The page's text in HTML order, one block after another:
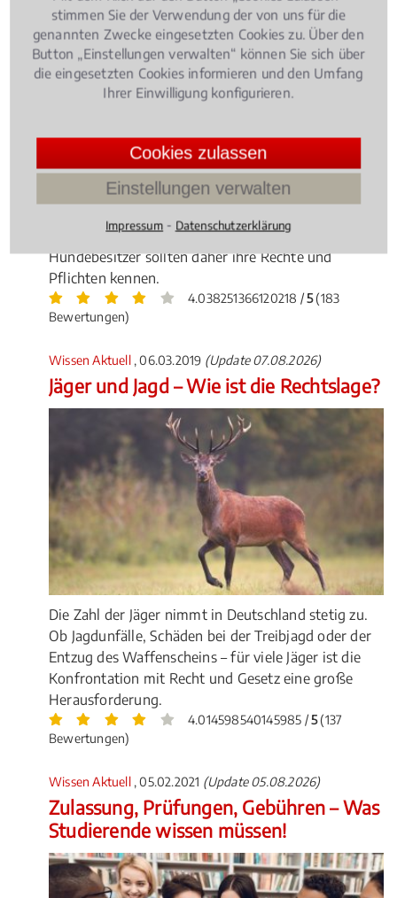
Ein Hund ist für viele Menschen nicht einfach nur
ein Haustier, er ist ein bester Freund und
Weggefährte. Ob Beißattacken, Leinenzwang, Lärm
Streitigkeiten rund um den Vierbeiner gibt es viele.
Hundebesitzer sollten daher ihre Rechte und
Pflichten kennen.
4.038251366120218 /5(183
Bewertungen)
Wissen Aktuell , 06.03.2019 (Update 07.08.2026)
Jäger und Jagd – Wie ist die Rechtslage?
Die Zahl der Jäger nimmt in Deutschland stetig zu.
Ob Jagdunfälle, Schäden bei der Treibjagd oder der
Entzug des Waffenscheins – für viele Jäger ist die
Konfrontation mit Recht und Gesetz eine große
Herausforderung.
4.014598540145985 /5(137
Bewertungen)
Wissen Aktuell , 05.02.2021 (Update 05.08.2026)
Zulassung, Prüfungen, Gebühren – Was
Studierende wissen müssen!
stimmen Sie der Verwendung der von uns für die
genannten Zwecke eingesetzten Cookies zu. Über den
Button „Einstellungen verwalten“ können Sie sich über
die eingesetzten Cookies informieren und den Umfang
Ihrer Einwilligung konfigurieren.
Cookies zulassen
Einstellungen verwalten
Impressum ⁃ Datenschutzerklärung